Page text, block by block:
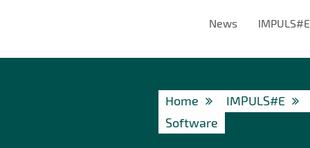
News IMPULS#E
Home IMPULS#E
Software